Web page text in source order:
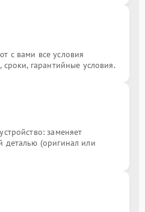
с вами все условия
гарантийные условия.
заменяет
деталью (оригинал или